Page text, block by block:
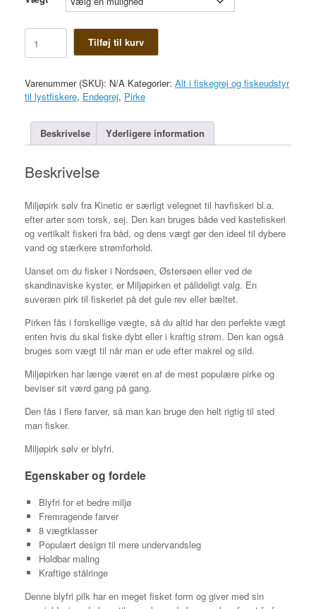
Miljøpirk
sølv
antal
Tilføj til kurv
Varenummer (SKU): N/A Kategorier: Alt i fiskegrej og fiskeudstyr
til lystfiskere, Endegrej, Pirke
Beskrivelse Yderligere information
Beskrivelse
Miljøpirk sølv fra Kinetic er særligt velegnet til havfiskeri bl.a.
efter arter som torsk, sej. Den kan bruges både ved kastefiskeri
og vertikalt fiskeri fra båd, og dens vægt gør den ideel til dybere
vand og stærkere strømforhold.
Uanset om du fisker i Nordsøen, Østersøen eller ved de
skandinaviske kyster, er Miljøpirken et pålideligt valg. En
suveræn pirk til fiskeriet på det gule rev eller bæltet.
Pirken fås i forskellige vægte, så du altid har den perfekte vægt
enten hvis du skal fiske dybt eller i kraftig strøm. Den kan også
bruges som vægt til når man er ude efter makrel og sild.
Miljøpirken har længe været en af de mest populære pirke og
beviser sit værd gang på gang.
Den fås i flere farver, så man kan bruge den helt rigtig til sted
man fisker.
Miljøpirk sølv er blyfri.
Egenskaber og fordele
Blyfri for et bedre miljø
Fremragende farver
8 vægtklasser
Populært design til mere undervandsleg
Holdbar maling
Kraftige stålringe
Denne blyfri pilk har en meget fisket form og giver med sin